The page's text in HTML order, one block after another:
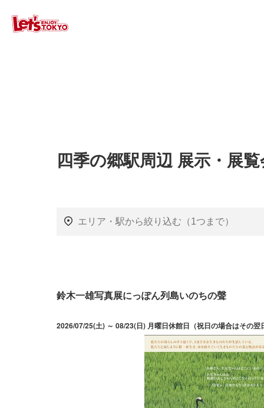
四季の郷駅周辺 展示・展
鈴木一雄写真展にっぽん列島いのちの聲
2026/07/25(土) ～ 08/23(日) 月曜日休館日（祝日の場合はその翌